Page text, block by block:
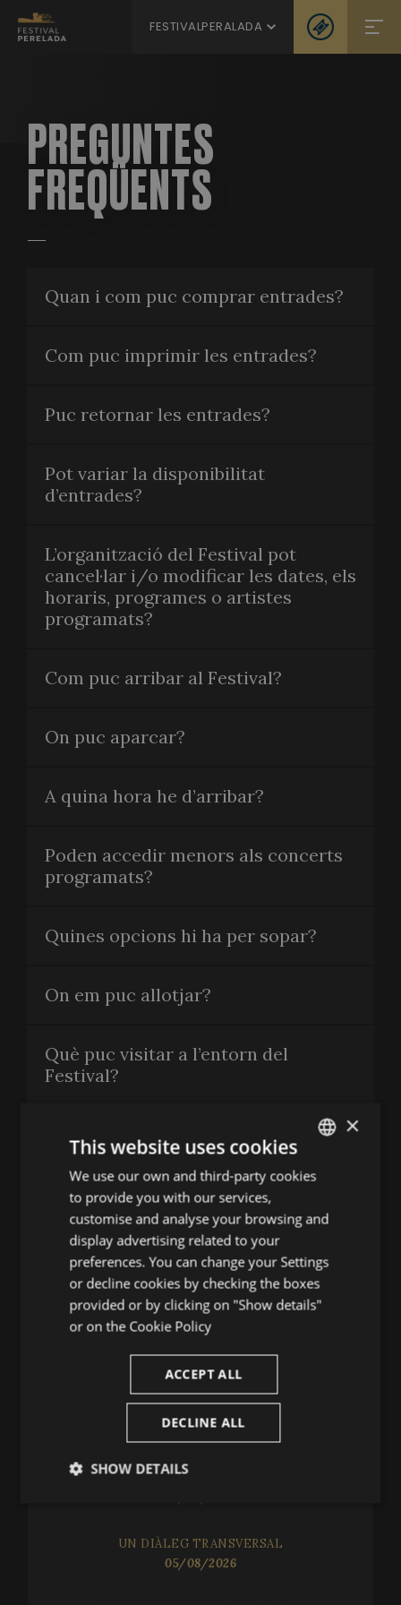
FESTIVALPERALADA
PREGUNTES
FREQÜENTS
Quan i com puc comprar entrades?
Com puc imprimir les entrades?
Puc retornar les entrades?
Pot variar la disponibilitat
d’entrades?
L’organització del Festival pot
cancel·lar i/o modificar les dates, els
horaris, programes o artistes
programats?
Com puc arribar al Festival?
On puc aparcar?
A quina hora he d’arribar?
Poden accedir menors als concerts
programats?
Quines opcions hi ha per sopar?
On em puc allotjar?
Què puc visitar a l’entorn del
Festival?
CONTACTA'NS
Festival de Peralada
(+34) 935 038 646
infofestival@festivalperalada.com
902 374 737
taquilla@grupperalada.com
UN SEGLE MAGISTRAL
UN DIÀLEG TRANSVERSAL
05/08/2026
ENGLISH
FRENCH
×
This website uses cookies
We use our own and third-party cookies
to provide you with our services,
customise and analyse your browsing and
display advertising related to your
preferences. You can change your Settings
or decline cookies by checking the boxes
provided or by clicking on "Show details"
or on the Cookie Policy
ACCEPT ALL
DECLINE ALL
SHOW DETAILS
Performance